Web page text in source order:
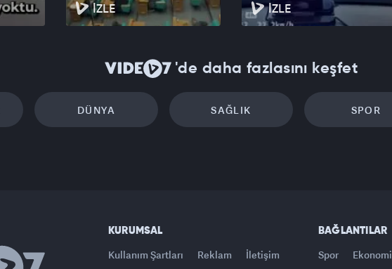
İZLE İZLE
'de daha fazlasını keşfet
DÜNYA SAĞLIK SPOR
KURUMSAL
Kullanım Şartları Reklam İletişim
BAĞLANTILAR
Spor Ekonomi